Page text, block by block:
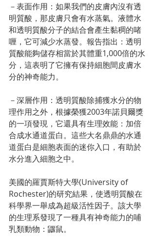
－表面作用：如果我們的皮膚內沒有透
明質酸，那皮膚只會有水蒸氣。液體水
和透明質酸分子的結合會產生黏稠的啫
喱，它可減少水蒸發。報告指出：透明
質酸能夠儲存相當於其體重1,000倍的水
分，這表明了它擁有保持細胞間皮膚水
分的神奇能力。
－深層作用：透明質酸除捕獲水分的物
理作用之外，根據榮獲2003年諾貝爾獎
的一項發現，它還具有生理效能：加倍
合成水通道蛋白。這些大名鼎鼎的水通
道蛋白是細胞表面的迷你入口，有助於
水分進入細胞之中。
美國的羅賈斯特大學(University of
Rochester)的研究結果，使透明質酸在
科學界一舉成為超級活性因子。該大學
的生理系發現了一種具有神奇能力的哺
乳類動物：鼴鼠。